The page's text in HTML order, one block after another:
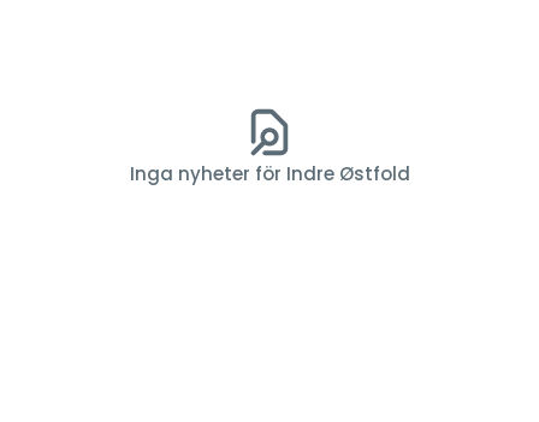
Inga nyheter för Indre Østfold